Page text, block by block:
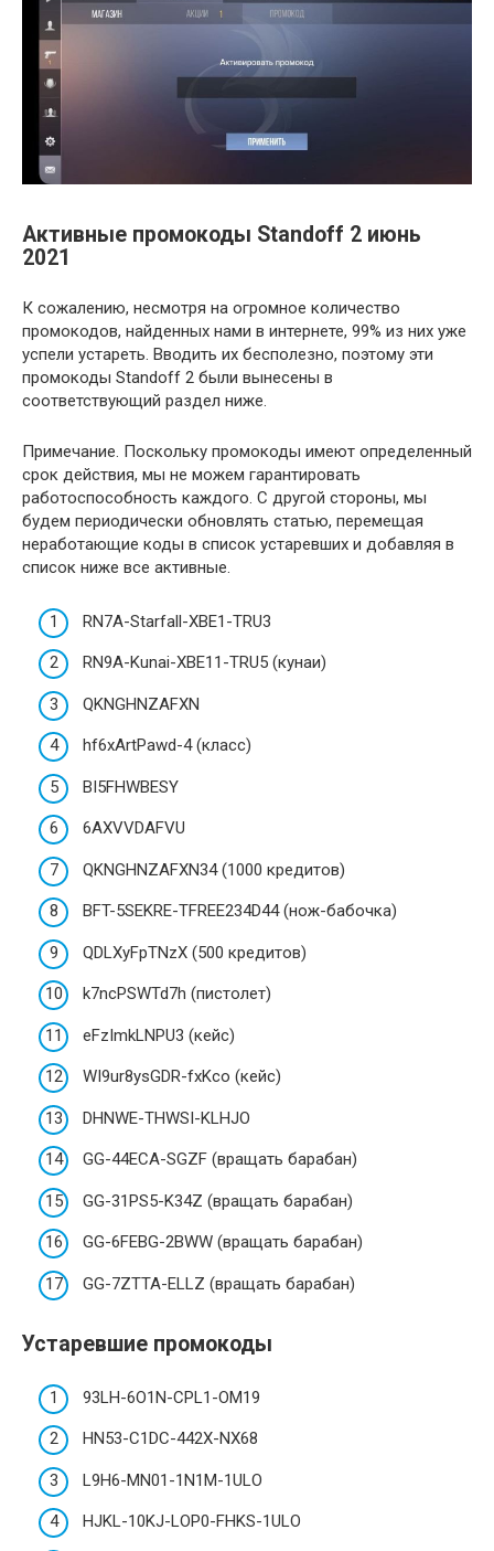
Активные промокоды Standoff 2 июнь
2021
К сожалению, несмотря на огромное количество
промокодов, найденных нами в интернете, 99% из них уже
успели устареть. Вводить их бесполезно, поэтому эти
промокоды Standoff 2 были вынесены в
соответствующий раздел ниже.
Примечание. Поскольку промокоды имеют определенный
срок действия, мы не можем гарантировать
работоспособность каждого. С другой стороны, мы
будем периодически обновлять статью, перемещая
неработающие коды в список устаревших и добавляя в
список ниже все активные.
RN7A-Starfall-XBE1-TRU3
RN9A-Kunai-XBE11-TRU5 (кунаи)
QKNGHNZAFXN
hf6xArtPawd-4 (класс)
BI5FHWBESY
6AXVVDAFVU
QKNGHNZAFXN34 (1000 кредитов)
BFT-5SEKRE-TFREE234D44 (нож-бабочка)
QDLXyFpTNzX (500 кредитов)
k7ncPSWTd7h (пистолет)
eFzImkLNPU3 (кейс)
WI9ur8ysGDR-fxKco (кейс)
DHNWE-THWSI-KLHJO
GG-44ECA-SGZF (вращать барабан)
GG-31PS5-K34Z (вращать барабан)
GG-6FEBG-2BWW (вращать барабан)
GG-7ZTTA-ELLZ (вращать барабан)
Устаревшие промокоды
93LH-6O1N-CPL1-OM19
HN53-C1DC-442X-NX68
L9H6-MN01-1N1M-1ULO
HJKL-10KJ-LOP0-FHKS-1ULO